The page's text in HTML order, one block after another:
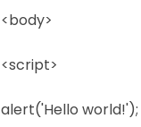
<body>
<script>
alert('Hello world!');